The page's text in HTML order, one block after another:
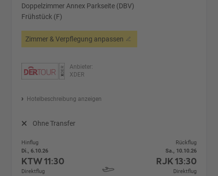
Doppelzimmer Annex Parkseite (DBV)
Frühstück (F)
Zimmer & Verpflegung anpassen
Anbieter:
XDER
Hotelbeschreibung anzeigen
Ohne Transfer
Hinflug
Di., 6.10.26
KTW11:30
Direktflug
Rückflug
Sa., 10.10.26
RJK13:30
Direktflug